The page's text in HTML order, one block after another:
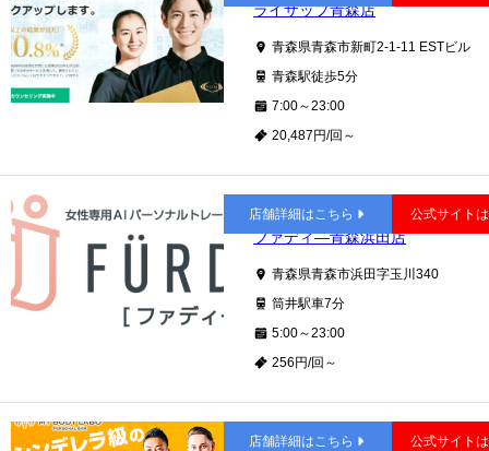
ライザップ青森店
青森県青森市新町2-1-11 ESTビル
青森駅徒歩5分
7:00～23:00
20,487円/回～
筒井
ファディ―青森浜田店
青森県青森市浜田字玉川340
筒井駅車7分
5:00～23:00
256円/回～
店舗詳細はこちら 公式サイト
本八戸
店舗詳細はこちら 公式サイト